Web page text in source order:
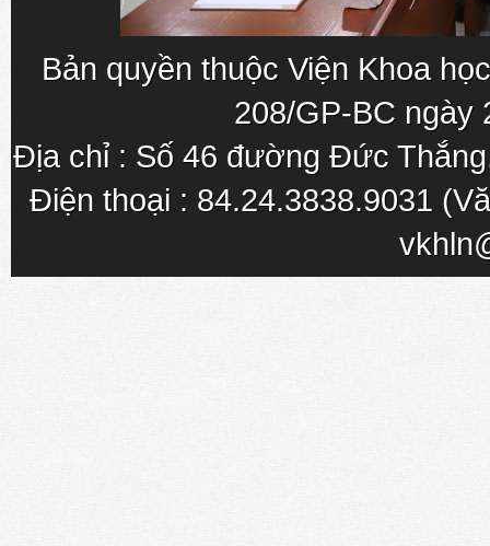
Bản quyền thuộc Viện Khoa
208/GP-BC ngày
Địa chỉ : Số 46 đường Đức
Điện thoại : 84.24.3838.9031